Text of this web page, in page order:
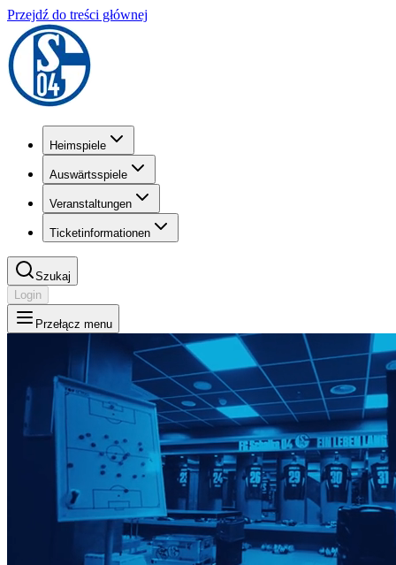
Przejdź do treści głównej
Heimspiele
Auswärtsspiele
Veranstaltungen
Ticketinformationen
Szukaj
Login
Przełącz menu